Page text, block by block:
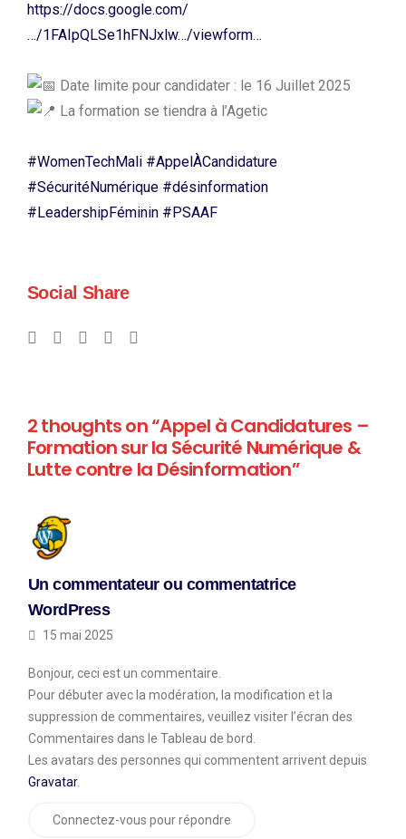
https://docs.google.com/
…/1FAIpQLSe1hFNJxlw…/viewform…
Date limite pour candidater : le 16 Juillet 2025
La formation se tiendra à l’Agetic
#WomenTechMali #AppelÀCandidature
#SécuritéNumérique #désinformation
#LeadershipFéminin #PSAAF
Social Share
2 thoughts on “Appel à Candidatures –
Formation sur la Sécurité Numérique &
Lutte contre la Désinformation”
Un commentateur ou commentatrice
WordPress
15 mai 2025
Bonjour, ceci est un commentaire.
Pour débuter avec la modération, la modification et la
suppression de commentaires, veuillez visiter l’écran des
Commentaires dans le Tableau de bord.
Les avatars des personnes qui commentent arrivent depuis
Gravatar.
Connectez-vous pour répondre